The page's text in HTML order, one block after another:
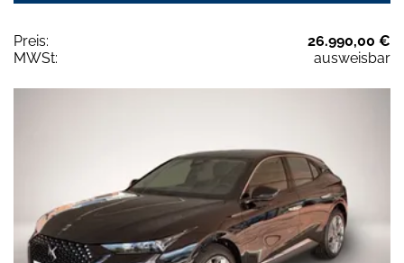
Preis:
26.990,00 €
MWSt:
ausweisbar